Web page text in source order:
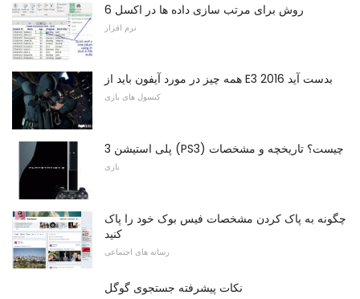
6 روش برای مرتب سازی داده ها در اکسل
نرم افزار
همه چیز در مورد آیفون باید از E3 2016 بدست آید
کنسول های بازی
پلی استیشن 3 (PS3) چیست؟ تاریخچه و مشخصات
بازی
چگونه به پاک کردن مشخصات فیس بوک خود را پاک
کنید
رسانه های اجتماعی
نکات پیشرفته جستجوی گوگل